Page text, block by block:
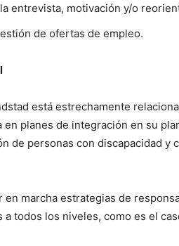
entrevista, motivación y/o
de ofertas de empleo.
está estrechamente
planes de integración en su
de personas con discapacidad y
en marcha estrategias de
todos los niveles, como es el